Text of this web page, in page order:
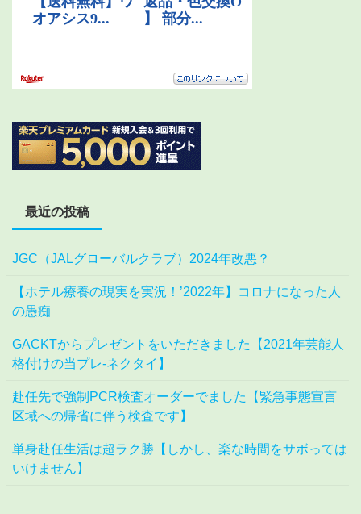
最近の投稿
JGC（JALグローバルクラブ）2024年改悪？
【ホテル療養の現実を実況！’2022年】コロナになった人
の愚痴
GACKTからプレゼントをいただきました【2021年芸能人
格付けの当プレ-ネクタイ】
赴任先で強制PCR検査オーダーでました【緊急事態宣言
区域への帰省に伴う検査です】
単身赴任生活は超ラク勝【しかし、楽な時間をサボっては
いけません】